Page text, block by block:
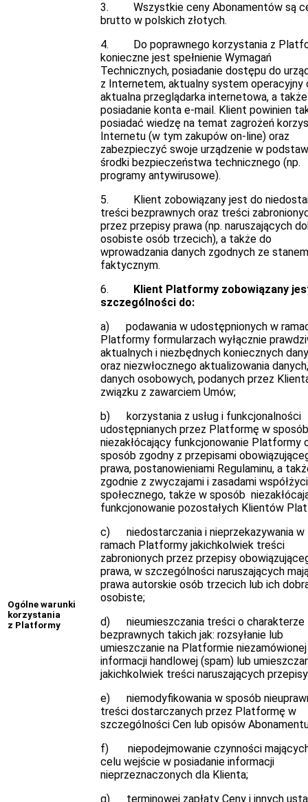
Ogólne warunki
korzystania
z Platformy
3. Wszystkie ceny Abonamentów są
brutto w polskich złotych.
4. Do poprawnego korzystania z
konieczne jest spełnienie Wymagań
Technicznych, posiadanie dostępu do
z Internetem, aktualny system operacyjny
aktualna przeglądarka internetowa, a także
posiadanie konta e-mail. Klient powinien
posiadać wiedzę na temat zagrożeń
Internetu (w tym zakupów on-line) oraz
zabezpieczyć swoje urządzenie w
środki bezpieczeństwa technicznego (np.
programy antywirusowe).
5. Klient zobowiązany jest do
treści bezprawnych oraz treści
przez przepisy prawa (np. naruszających
osobiste osób trzecich), a także do
wprowadzania danych zgodnych ze stanem
faktycznym.
6. Klient Platformy zobowiązany
szczególności do:
a) podawania w udostępnionych w
Platformy formularzach wyłącznie
aktualnych i niezbędnych koniecznych
oraz niezwłocznego aktualizowania
danych osobowych, podanych przez
związku z zawarciem Umów;
b) korzystania z usług i funkcjonalności
udostępnianych przez Platformę w sposób
niezakłócający funkcjonowanie Platformy
sposób zgodny z przepisami
prawa, postanowieniami Regulaminu, a
zgodnie z zwyczajami i zasadami
społecznego, także w sposób
funkcjonowanie pozostałych Klientów
c) niedostarczania i nieprzekazywania w
ramach Platformy jakichkolwiek treści
zabronionych przez przepisy
prawa, w szczególności naruszających
prawa autorskie osób trzecich lub ich
osobiste;
d) nieumieszczania treści o charakterze
bezprawnych takich jak: rozsyłanie lub
umieszczanie na Platformie niezamówionej
informacji handlowej (spam) lub
jakichkolwiek treści naruszających
e) niemodyfikowania w sposób
treści dostarczanych przez Platformę w
szczególności Cen lub opisów
f) niepodejmowanie czynności
celu wejście w posiadanie informacji
nieprzeznaczonych dla Klienta;
g) terminowej zapłaty Ceny i innych